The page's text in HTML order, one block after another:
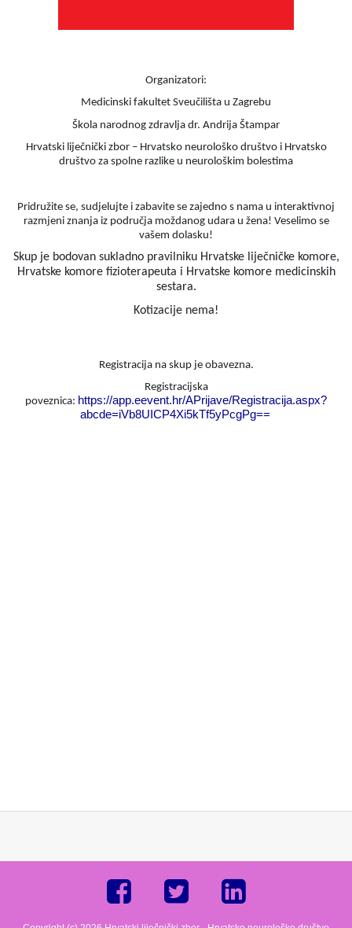
Organizatori:
Medicinski fakultet Sveučilišta u Zagrebu
Škola narodnog zdravlja dr. Andrija Štampar
Hrvatski liječnički zbor – Hrvatsko neurološko društvo i Hrvatsko
društvo za spolne razlike u neurološkim bolestima
Pridružite se, sudjelujte i zabavite se zajedno s nama u interaktivnoj
razmjeni znanja iz područja moždanog udara u žena! Veselimo se
vašem dolasku!
Skup je bodovan sukladno pravilniku Hrvatske liječničke komore,
Hrvatske komore fizioterapeuta i Hrvatske komore medicinskih
sestara.
Kotizacije nema!
Registracija na skup je obavezna.
Registracijska
poveznica: https://app.eevent.hr/APrijave/Registracija.aspx?
abcde=iVb8UICP4Xi5kTf5yPcgPg==